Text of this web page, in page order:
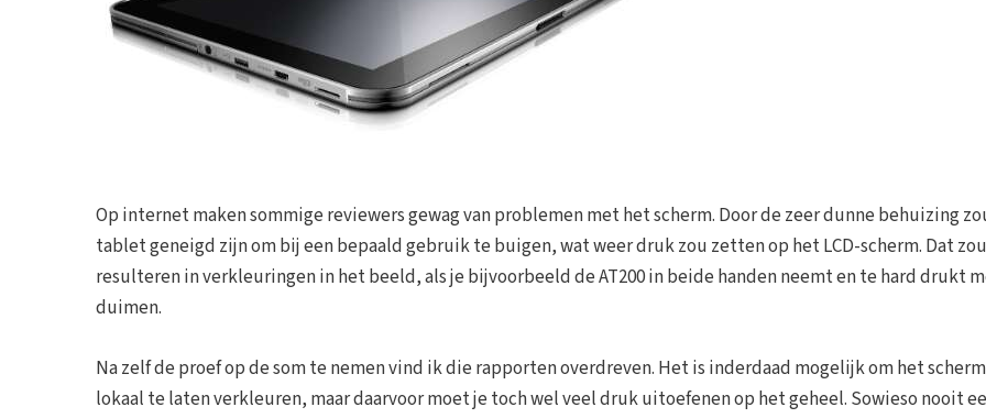
Op internet maken sommige reviewers gewag van problemen met het scherm. Door de zeer dunne behuizing
tablet geneigd zijn om bij een bepaald gebruik te buigen, wat weer druk zou zetten op het LCD-scherm. Dat zou
resulteren in verkleuringen in het beeld, als je bijvoorbeeld de AT200 in beide handen neemt en te hard drukt
duimen.
Na zelf de proef op de som te nemen vind ik die rapporten overdreven. Het is inderdaad mogelijk om het scherm
lokaal te laten verkleuren, maar daarvoor moet je toch wel veel druk uitoefenen op het geheel. Sowieso nooit